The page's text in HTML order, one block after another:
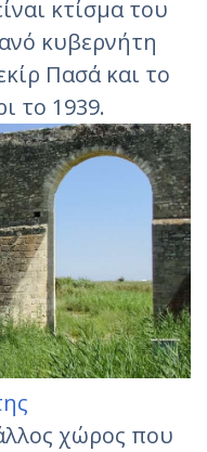
κτίσμα του
κυβερνήτη
Πασά και το
το 1939.
χώρος που